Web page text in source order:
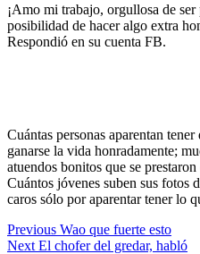
¡Amo mi trabajo, orgullosa de
posibilidad de hacer algo extra
Respondió en su cuenta FB.
Cuántas personas aparentan
ganarse la vida honradamente;
atuendos bonitos que se
Cuántos jóvenes suben sus fotos
caros sólo por aparentar tener lo
Previous Wao que fuerte esto
Next El chofer del gredar, habló